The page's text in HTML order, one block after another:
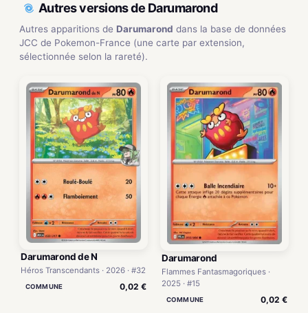
Autres versions de Darumarond
Autres apparitions de Darumarond dans la base de données
JCC de Pokemon-France (une carte par extension,
sélectionnée selon la rareté).
Darumarond de N
Héros Transcendants · 2026 · #32
COMMUNE 0,02 €
Darumarond
Flammes Fantasmagoriques ·
2025 · #15
COMMUNE 0,02 €